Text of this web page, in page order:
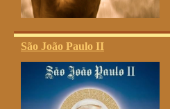
São João Paulo II